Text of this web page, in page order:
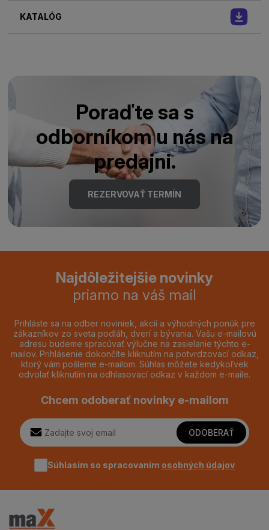
KATALÓG
Poraďte sa s
odborníkom u nás na
predajni.
REZERVOVAŤ TERMÍN
Najdôležitejšie novinky
priamo na váš mail
Prihláste sa na odber noviniek, akcií a výhodných ponúk pre
zákazníkov zo sveta podláh, dverí a bývania. Vašu e-mailovú
adresu budeme spracúvať výlučne na zasielanie týchto e-
mailov. Prihlásenie dokončíte kliknutím na potvrdzovací odkaz,
ktorý vám pošleme e-mailom. Súhlas môžete kedykoľvek
odvolať kliknutím na odhlasovací odkaz v každom e-maile.
Chcem odoberať novinky e-mailom
ODOBERAŤ
Súhlasím so spracovaním osobných údajov